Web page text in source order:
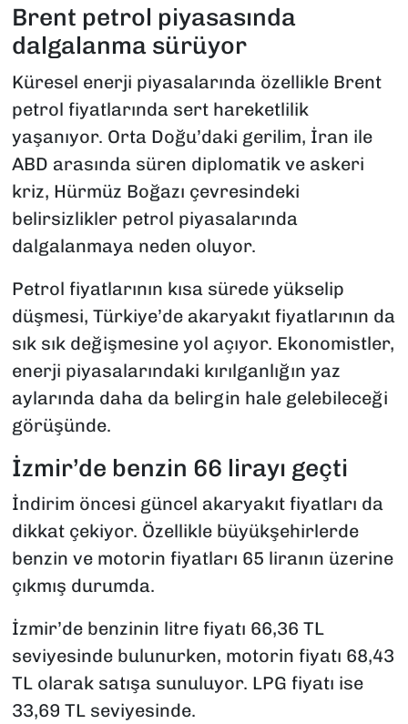
Brent petrol piyasasında
dalgalanma sürüyor
Küresel enerji piyasalarında özellikle Brent
petrol fiyatlarında sert hareketlilik
yaşanıyor. Orta Doğu’daki gerilim, İran ile
ABD arasında süren diplomatik ve askeri
kriz, Hürmüz Boğazı çevresindeki
belirsizlikler petrol piyasalarında
dalgalanmaya neden oluyor.
Petrol fiyatlarının kısa sürede yükselip
düşmesi, Türkiye’de akaryakıt fiyatlarının da
sık sık değişmesine yol açıyor. Ekonomistler,
enerji piyasalarındaki kırılganlığın yaz
aylarında daha da belirgin hale gelebileceği
görüşünde.
İzmir’de benzin 66 lirayı geçti
İndirim öncesi güncel akaryakıt fiyatları da
dikkat çekiyor. Özellikle büyükşehirlerde
benzin ve motorin fiyatları 65 liranın üzerine
çıkmış durumda.
İzmir’de benzinin litre fiyatı 66,36 TL
seviyesinde bulunurken, motorin fiyatı 68,43
TL olarak satışa sunuluyor. LPG fiyatı ise
33,69 TL seviyesinde.